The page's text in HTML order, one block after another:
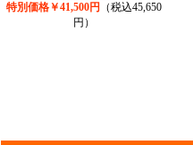
特別価格￥41,500円
（税込45,650
円）